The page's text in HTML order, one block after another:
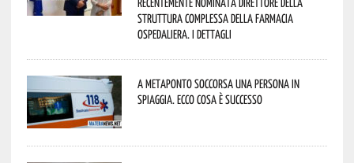
Struttura Complessa della Farmacia
Ospedaliera. I dettagli
A Metaponto soccorsa una persona in
spiaggia. Ecco cosa è successo